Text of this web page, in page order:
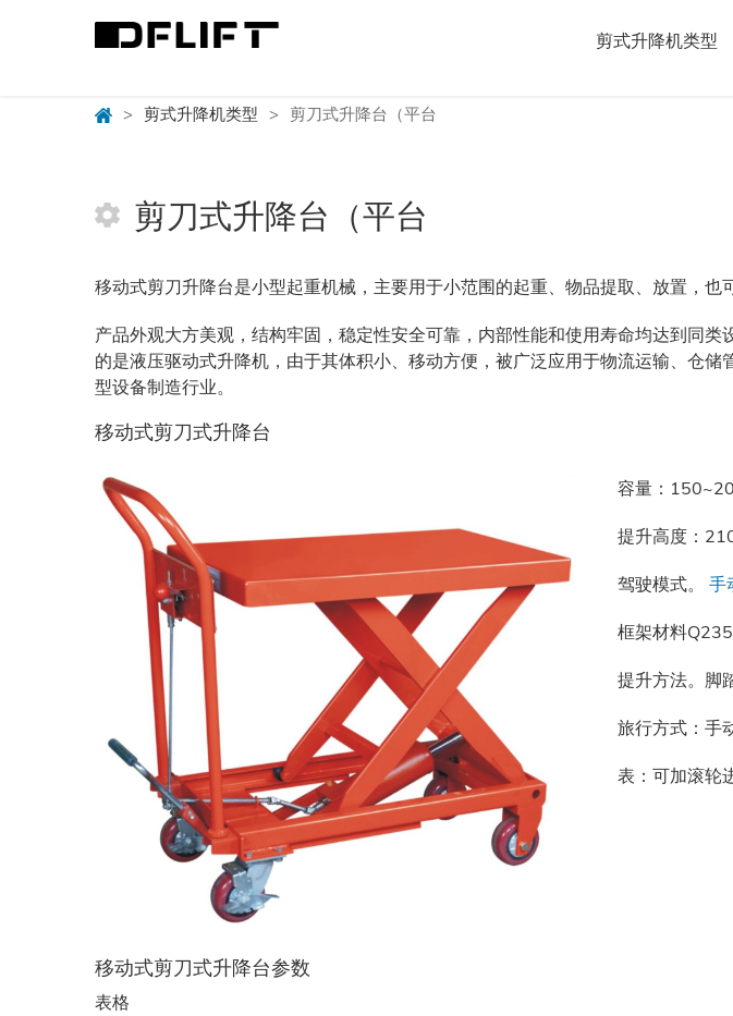
剪式升降机类型
> 剪式升降机类型 > 剪刀式升降台（平台
剪刀式升降台（平台
移动式剪刀升降台是小型起重机械，主要用于小范围的起重、物品提取、放置，也
产品外观大方美观，结构牢固，稳定性安全可靠，内部性能和使用寿命均达到同类
的是液压驱动式升降机，由于其体积小、移动方便，被广泛应用于物流运输、仓储
型设备制造行业。
移动式剪刀式升降台
容量：
提升高度：
驾驶模式。 手
框架材料
提升方法。脚
旅行方式：手
表：可加滚轮
移动式剪刀式升降台参数
表格